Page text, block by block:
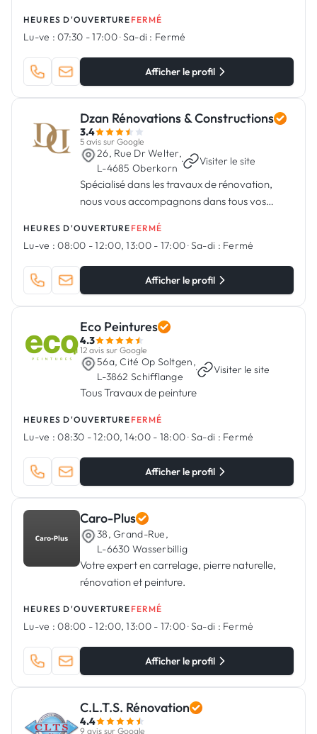
HEURES D'OUVERTURE FERMÉ
Lu-ve : 07:30 - 17:00·Sa-di : Fermé
Afficher le profil
Dzan Rénovations & Constructions
3.4
5 avis sur Google
26, Rue Dr Welter,
L-4685 Oberkorn
· Visiter le site
Spécialisé dans les travaux de rénovation,
nous vous accompagnons dans tous vos
HEURES D'OUVERTURE FERMÉ
Lu-ve : 08:00 - 12:00, 13:00 - 17:00·Sa-di : Fermé
Afficher le profil
Eco Peintures
4.3
12 avis sur Google
56a, Cité Op Soltgen,
L-3862 Schifflange
· Visiter le site
Tous Travaux de peinture
HEURES D'OUVERTURE FERMÉ
Lu-ve : 08:30 - 12:00, 14:00 - 18:00·Sa-di : Fermé
Afficher le profil
Caro-Plus
38, Grand-Rue,
L-6630 Wasserbillig
Votre expert en carrelage, pierre naturelle,
rénovation et peinture.
HEURES D'OUVERTURE FERMÉ
Lu-ve : 08:00 - 12:00, 13:00 - 17:00·Sa-di : Fermé
Afficher le profil
C.L.T.S. Rénovation
4.4
9 avis sur Google